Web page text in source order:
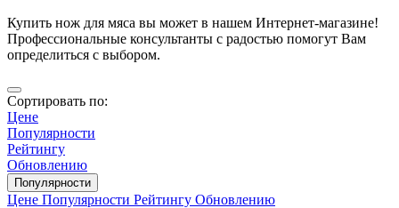
Купить нож для мяса вы может в нашем Интернет-магазине!
Профессиональные консультанты с радостью помогут Вам
определиться с выбором.
Сортировать по:
Цене
Популярности
Рейтингу
Обновлению
Популярности
Цене Популярности Рейтингу Обновлению